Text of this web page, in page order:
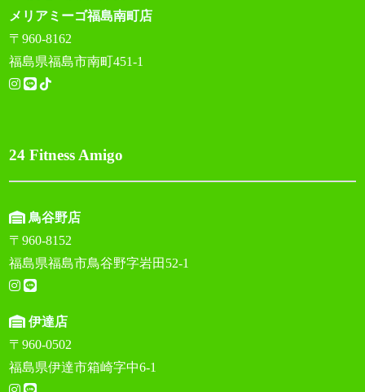
メリアミーゴ福島南町店
〒960-8162
福島県福島市南町451-1
24 Fitness Amigo
鳥谷野店
〒960-8152
福島県福島市鳥谷野字岩田52-1
伊達店
〒960-0502
福島県伊達市箱崎字中6-1